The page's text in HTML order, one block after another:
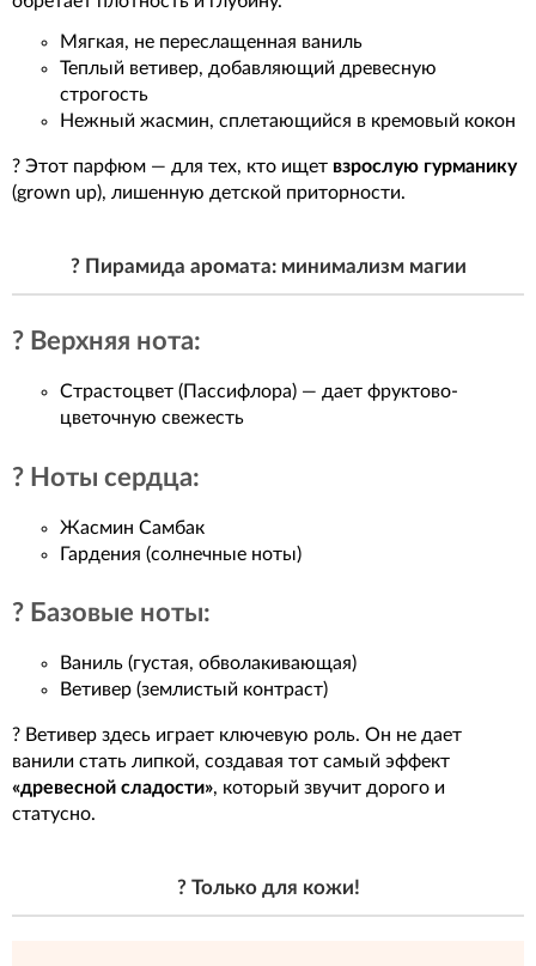
Мягкая, не переслащенная ваниль
Теплый ветивер, добавляющий древесную
строгость
Нежный жасмин, сплетающийся в кремовый кокон
? Этот парфюм — для тех, кто ищет взрослую гурманику
(grown up), лишенную детской приторности.
? Пирамида аромата: минимализм магии
? Верхняя нота:
Страстоцвет (Пассифлора) — дает фруктово-
цветочную свежесть
? Ноты сердца:
Жасмин Самбак
Гардения (солнечные ноты)
? Базовые ноты:
Ваниль (густая, обволакивающая)
Ветивер (землистый контраст)
? Ветивер здесь играет ключевую роль. Он не дает
ванили стать липкой, создавая тот самый эффект
«древесной сладости», который звучит дорого и
статусно.
? Только для кожи!